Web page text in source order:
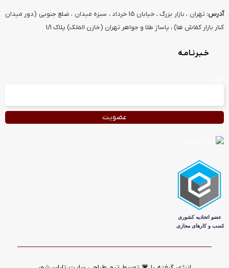
آدرس:
تهران ، بازار بزرگ ، خیابان 15 خرداد ، سبزه میدان ، ضلع جنوبی (دور میدان
کنار بازار کفاش ها) ، پاساژ طلا و جواهر تهران (خازن الملک) پلاک 1/1
خـبـرنـامـه